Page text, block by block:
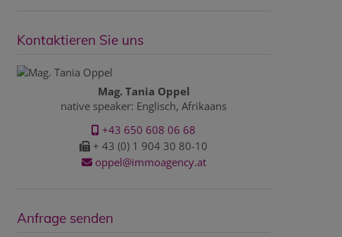
Kontaktieren Sie uns
Mag. Tania Oppel
native speaker: Englisch, Afrikaans
+43 650 608 06 68
+ 43 (0) 1 904 30 80-10
oppel@immoagency.at
Anfrage senden